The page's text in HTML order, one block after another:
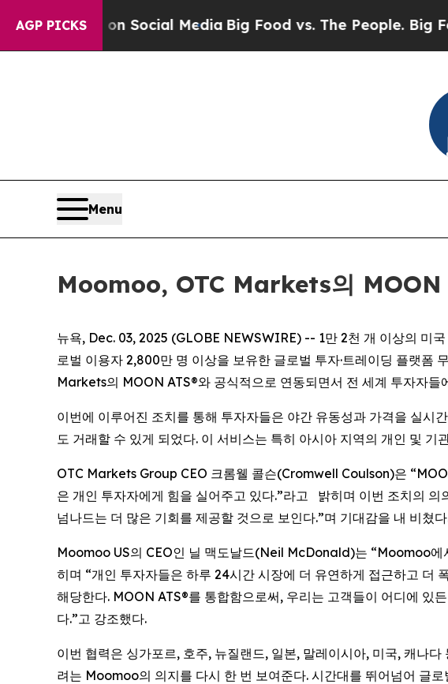
AGP PICKS
on Social MediaBig Food vs. The People. Big Food’s
Menu
Moomoo, OTC Markets의 MOON
뉴욕, Dec. 03, 2025 (GLOBE NEWSWIRE) -- 1만 2천 개 이상의 미
로벌 이용자 2,800만 명 이상을 보유한 글로벌 투자·트레이딩 플랫
Markets의 MOON ATS®와 공식적으로 연동되면서 전 세계 투자자
이번에 이루어진 조치를 통해 투자자들은 야간 유동성과 가격을 실시
도 거래할 수 있게 되었다. 이 서비스는 특히 아시아 지역의 개인 및
OTC Markets Group CEO 크롬웰 콜슨(Cromwell Coulson)은
은 개인 투자자에게 힘을 실어주고 있다.”라고 밝히며 이번 조치의
넘나드는 더 많은 기회를 제공할 것으로 보인다.”며 기대감을 내 비쳤
Moomoo US의 CEO인 닐 맥도날드(Neil McDonald)는 “Moomoo에
히며 “개인 투자자들은 하루 24시간 시장에 더 유연하게 접근하고 더
해당한다. MOON ATS®를 통합함으로써, 우리는 고객들이 어디에 있
다.”고 강조했다.
이번 협력은 싱가포르, 호주, 뉴질랜드, 일본, 말레이시아, 미국, 캐나
려는 Moomoo의 의지를 다시 한 번 보여준다. 시간대를 뛰어넘어 글